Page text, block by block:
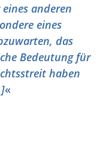
anderen
eines
das
Bedeutung für
haben
«